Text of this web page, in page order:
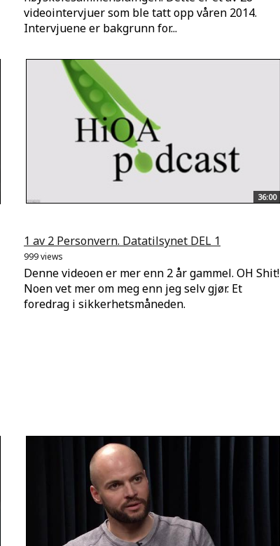
videointervjuer som ble tatt opp våren 2014.
Intervjuene er bakgrunn for...
36:00
1 av 2 Personvern. Datatilsynet DEL 1
999 views
Denne videoen er mer enn 2 år gammel. OH Shit!
Noen vet mer om meg enn jeg selv gjør. Et
foredrag i sikkerhetsmåneden.